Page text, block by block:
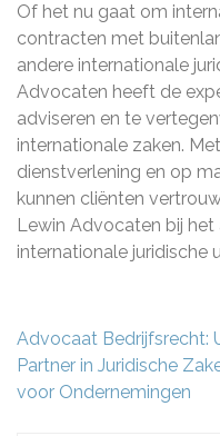
Of het nu gaat om
contracten met
andere internationale
Advocaten heeft de
adviseren en te
internationale zaken.
dienstverlening en op
kunnen cliënten
Lewin Advocaten bij het
internationale juridische
Advocaat Bedrijfsrecht:
Partner in Juridische
voor Ondernemingen